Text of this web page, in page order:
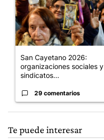
San Cayetano 2026:
organizaciones sociales y
sindicatos...
29 comentarios